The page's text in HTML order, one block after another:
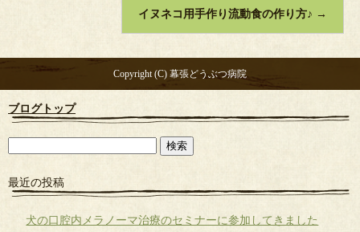
イヌネコ用手作り流動食の作り方♪ →
Copyright (C) 幕張どうぶつ病院
ブログトップ
最近の投稿
犬の口腔内メラノーマ治療のセミナーに参加してきました